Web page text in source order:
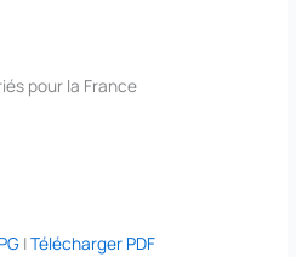
pour la France
|Télécharger PDF